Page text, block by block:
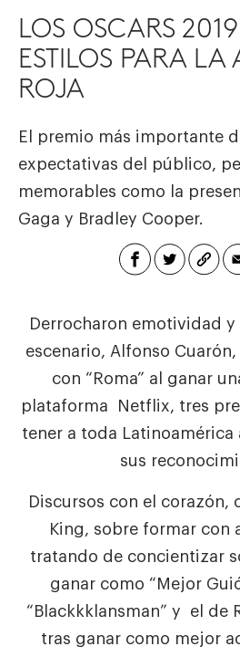
LOS OSCARS
ESTILOS PARA LA
ROJA
El premio más importante
expectativas del público,
memorables como la
Gaga y Bradley Cooper.
Derrocharon emotividad y
escenario, Alfonso
con “Roma” al ganar
plataforma Netflix, tres
tener a toda Latinoamérica
sus
Discursos con el corazón,
King, sobre formar con
tratando de concientizar
ganar como “Mejor
“Blackkklansman” y el de
tras ganar como mejor